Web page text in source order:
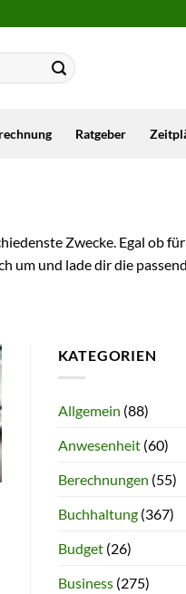
Ratgeber
Zwecke. Egal ob
um und lade dir die
KATEGORIEN
Allgemein (88)
Anwesenheit(60)
Berechnungen (55)
Buchhaltung(367)
Budget(26)
Business(275)